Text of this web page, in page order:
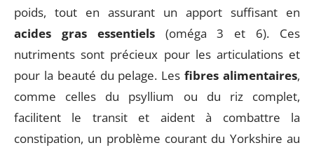
poids, tout en assurant un apport suffisant en
acides gras essentiels(oméga 3 et 6). Ces
nutriments sont précieux pour les articulations et
pour la beauté du pelage. Lesfibres alimentaires,
comme celles du psyllium ou du riz complet,
facilitent le transit et aident à combattre la
constipation, un problème courant du Yorkshire au